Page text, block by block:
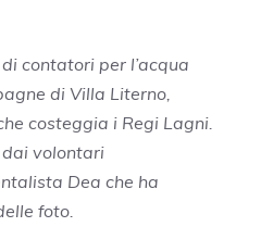
contatori per l’acqua
di Villa Literno,
costeggia i Regi Lagni.
volontari
Dea che ha
foto.